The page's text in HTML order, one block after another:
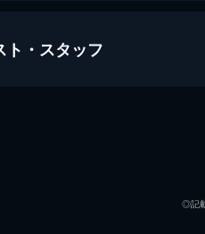
ット・プレイス
ト・スタッフ
◎記